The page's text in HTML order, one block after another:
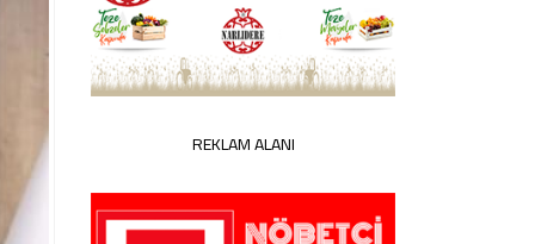
REKLAM ALANI